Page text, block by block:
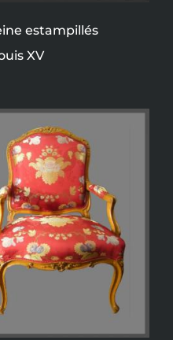
estampillés
XV